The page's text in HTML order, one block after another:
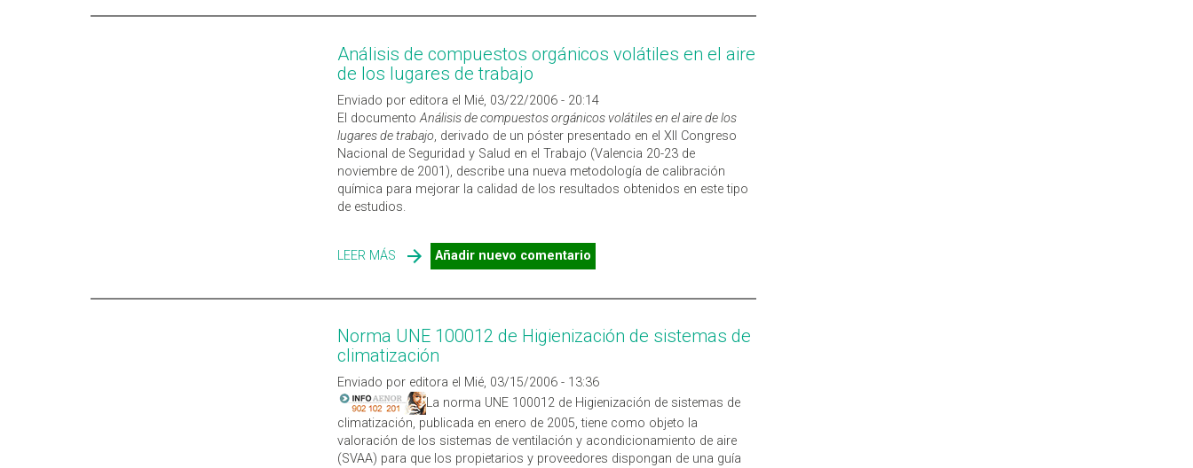
Análisis de compuestos orgánicos volátiles en el aire
de los lugares de trabajo
Enviado por editora el Mié, 03/22/2006 - 20:14
El documentoAnálisis de compuestos orgánicos volátiles en el aire de los
lugares de trabajo, derivado de un póster presentado en el XII Congreso
Nacional de Seguridad y Salud en el Trabajo (Valencia 20-23 de
noviembre de 2001), describe una nueva metodología de calibración
química para mejorar la calidad de los resultados obtenidos en este tipo
de estudios.
LEER MÁS SOBRE ANÁLISIS DE COMPUESTOS ORGÁNICOS VOLÁTILES EN
EL AIRE DE LOS LUGARES DE TRABAJO
Añadir nuevo comentario
Norma UNE 100012 de Higienización de sistemas de
climatización
Enviado por editora el Mié, 03/15/2006 - 13:36
La norma UNE 100012 de Higienización de sistemas de
climatización, publicada en enero de 2005, tiene como objeto la
valoración de los sistemas de ventilación y acondicionamiento de aire
(SVAA) para que los propietarios y proveedores dispongan de una guía